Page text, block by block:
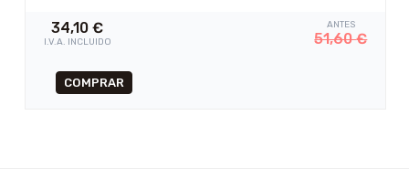
34,10€
I.V.A. INCLUIDO
ANTES
51,60€